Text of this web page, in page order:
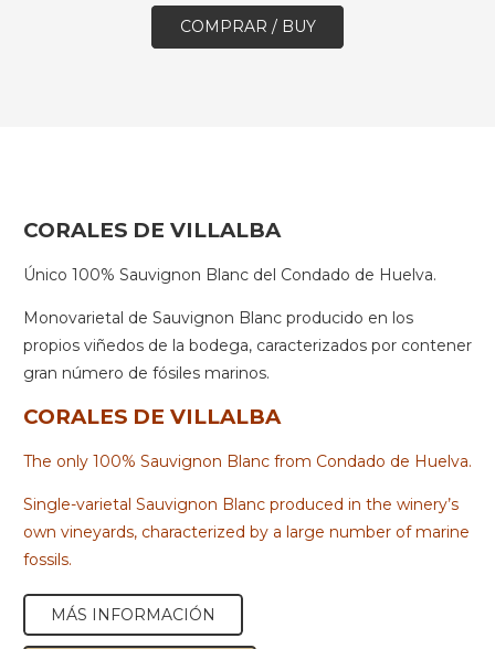
COMPRAR / BUY
CORALES DE VILLALBA
Único 100% Sauvignon Blanc del Condado de Huelva.
Monovarietal de Sauvignon Blanc producido en los
propios viñedos de la bodega, caracterizados por contener
gran número de fósiles marinos.
CORALES DE VILLALBA
The only 100% Sauvignon Blanc from Condado de Huelva.
Single-varietal Sauvignon Blanc produced in the winery’s
own vineyards, characterized by a large number of marine
fossils.
MÁS INFORMACIÓN